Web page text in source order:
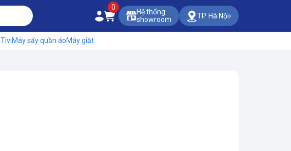
0
Hệ thống
showroom
TP. Hà Nội
TiviMáy sấy quần áoMáy giặt